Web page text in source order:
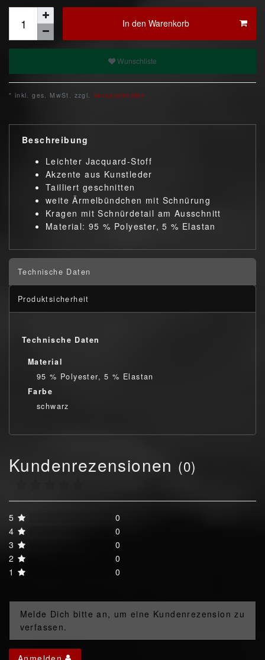
In den Warenkorb
Wunschliste
* inkl. ges. MwSt. zzgl. Versandkosten
Beschreibung
Leichter Jacquard-Stoff
Akzente aus Kunstleder
Tailliert geschnitten
weite Ärmelbündchen mit Schnürung
Kragen mit Schnürdetail am Ausschnitt
Material: 95 % Polyester, 5 % Elastan
Technische Daten
Produktsicherheit
Technische Daten
Material
95 % Polyester, 5 % Elastan
Farbe
schwarz
Kundenrezensionen (0)
5
0
4
0
3
0
2
0
1
0
Melde Dich bitte an, um eine Kundenrezension zu
verfassen.